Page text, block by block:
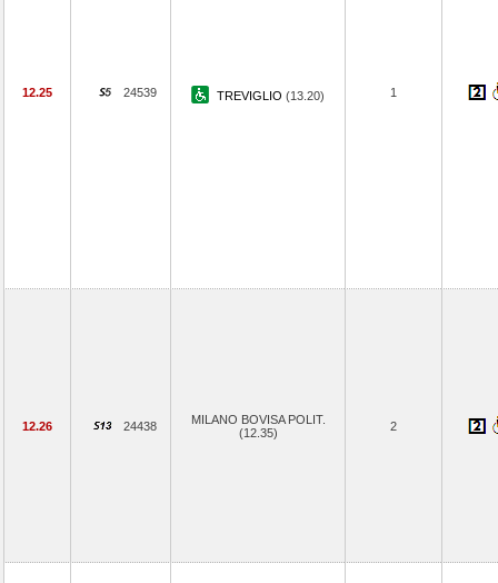
12.25 24539 TREVIGLIO (13.20) 1
12.26 24438
MILANO BOVISA POLIT.
(12.35)
2